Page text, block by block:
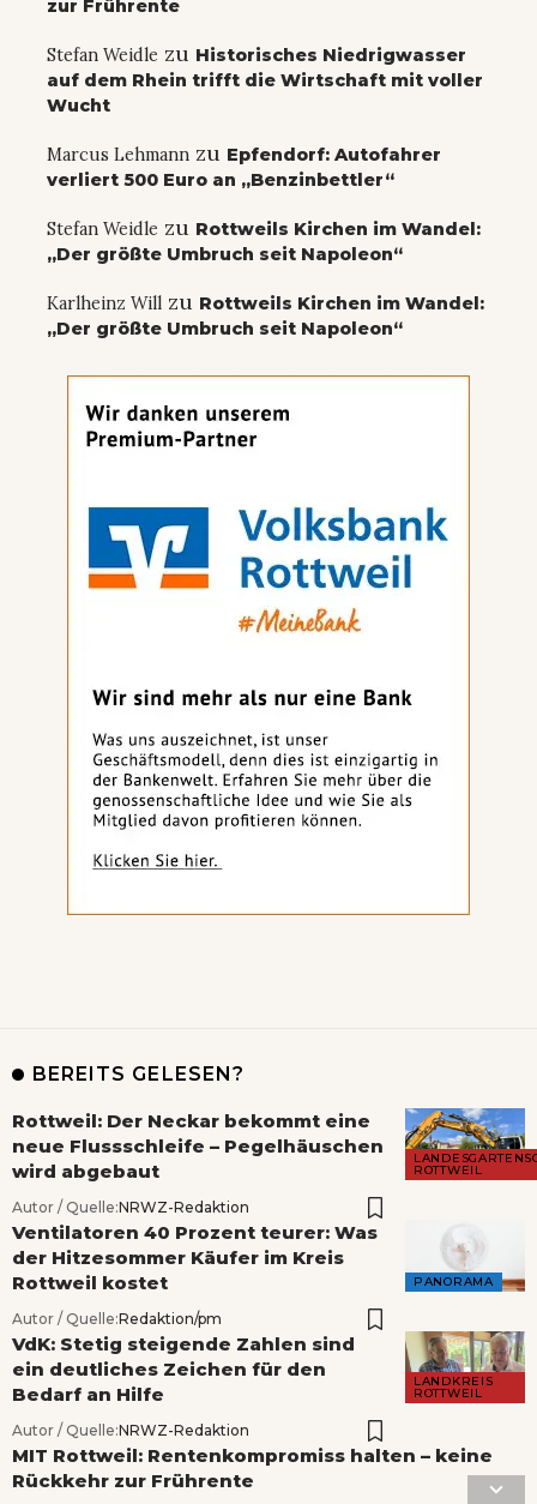
zur Frührente
Stefan Weidle zu Historisches Niedrigwasser
auf dem Rhein trifft die Wirtschaft mit voller
Wucht
Marcus Lehmann zu Epfendorf: Autofahrer
verliert 500 Euro an „Benzinbettler“
Stefan Weidle zu Rottweils Kirchen im Wandel:
„Der größte Umbruch seit Napoleon“
Karlheinz Will zu Rottweils Kirchen im Wandel:
„Der größte Umbruch seit Napoleon“
BEREITS GELESEN?
ROTTWEIL
Rottweil: Der Neckar bekommt eine
neue Flussschleife – Pegelhäuschen
wird abgebaut
Autor / Quelle:NRWZ-Redaktion
PANORAMA
Ventilatoren 40 Prozent teurer: Was
der Hitzesommer Käufer im Kreis
Rottweil kostet
Autor / Quelle:Redaktion/pm
LANDKREIS
ROTTWEIL
VdK: Stetig steigende Zahlen sind
ein deutliches Zeichen für den
Bedarf an Hilfe
Autor / Quelle:NRWZ-Redaktion
MIT Rottweil: Rentenkompromiss halten – keine
Rückkehr zur Frührente